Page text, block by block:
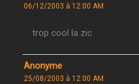
06/12/2003 à 12:00 AM
trop cool la zic
Anonyme
25/08/2003 à 12:00 AM